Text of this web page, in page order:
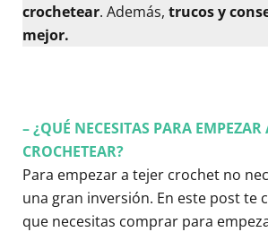
crochetear. Además, trucos y
mejor.
– ¿QUÉ NECESITAS PARA EMPEZAR
CROCHETEAR?
Para empezar a tejer crochet no
una gran inversión. En este post te
que necesitas comprar para